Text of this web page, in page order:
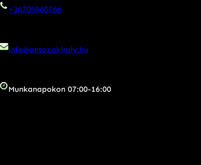
+36705960766
info@ontozokiraly.hu
Munkanapokon 07:00-16:00